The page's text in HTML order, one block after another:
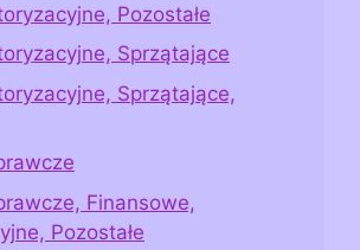
Pozostałe
Sprzątające
Sprzątające,
Finansowe,
Pozostałe